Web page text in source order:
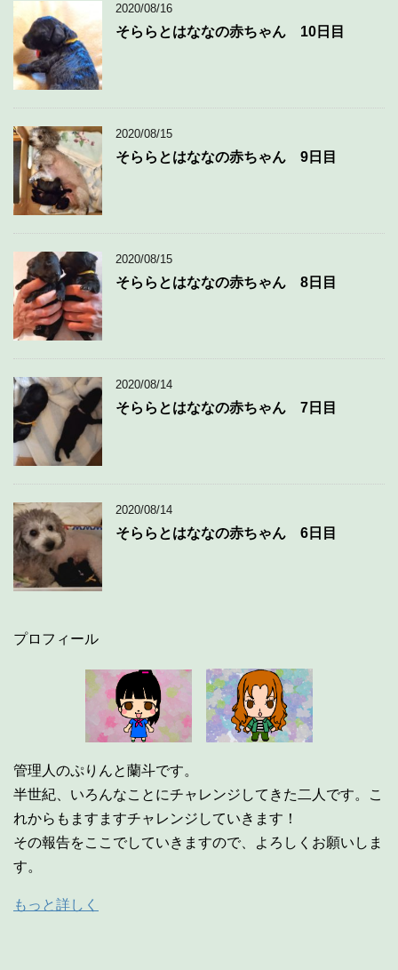
2020/08/16
そららとはななの赤ちゃん 10日目
2020/08/15
そららとはななの赤ちゃん 9日目
2020/08/15
そららとはななの赤ちゃん 8日目
2020/08/14
そららとはななの赤ちゃん 7日目
2020/08/14
そららとはななの赤ちゃん 6日目
プロフィール
管理人のぷりんと蘭斗です。
半世紀、いろんなことにチャレンジしてきた二人です。こ
れからもますますチャレンジしていきます！
その報告をここでしていきますので、よろしくお願いしま
す。
もっと詳しく